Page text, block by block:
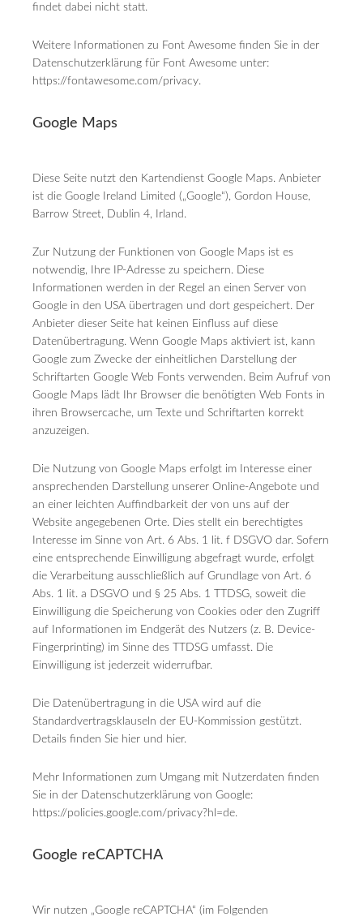
findet dabei nicht statt.
Weitere Informationen zu Font Awesome finden Sie in der
Datenschutzerklärung für Font Awesome unter:
https://fontawesome.com/privacy.
Google Maps
Diese Seite nutzt den Kartendienst Google Maps. Anbieter
ist die Google Ireland Limited („Google“), Gordon House,
Barrow Street, Dublin 4, Irland.
Zur Nutzung der Funktionen von Google Maps ist es
notwendig, Ihre IP-Adresse zu speichern. Diese
Informationen werden in der Regel an einen Server von
Google in den USA übertragen und dort gespeichert. Der
Anbieter dieser Seite hat keinen Einfluss auf diese
Datenübertragung. Wenn Google Maps aktiviert ist, kann
Google zum Zwecke der einheitlichen Darstellung der
Schriftarten Google Web Fonts verwenden. Beim Aufruf von
Google Maps lädt Ihr Browser die benötigten Web Fonts in
ihren Browsercache, um Texte und Schriftarten korrekt
anzuzeigen.
Die Nutzung von Google Maps erfolgt im Interesse einer
ansprechenden Darstellung unserer Online-Angebote und
an einer leichten Auffindbarkeit der von uns auf der
Website angegebenen Orte. Dies stellt ein berechtigtes
Interesse im Sinne von Art. 6 Abs. 1 lit. f DSGVO dar. Sofern
eine entsprechende Einwilligung abgefragt wurde, erfolgt
die Verarbeitung ausschließlich auf Grundlage von Art. 6
Abs. 1 lit. a DSGVO und § 25 Abs. 1 TTDSG, soweit die
Einwilligung die Speicherung von Cookies oder den Zugriff
auf Informationen im Endgerät des Nutzers (z. B. Device-
Fingerprinting) im Sinne des TTDSG umfasst. Die
Einwilligung ist jederzeit widerrufbar.
Die Datenübertragung in die USA wird auf die
Standardvertragsklauseln der EU-Kommission gestützt.
Details finden Sie hier und hier.
Mehr Informationen zum Umgang mit Nutzerdaten finden
Sie in der Datenschutzerklärung von Google:
https://policies.google.com/privacy?hl=de.
Google reCAPTCHA
Wir nutzen „Google reCAPTCHA“ (im Folgenden